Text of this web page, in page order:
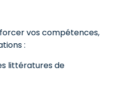
vos compétences,
:
littératures de